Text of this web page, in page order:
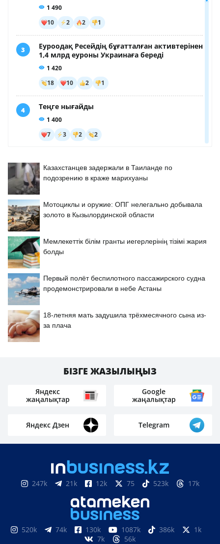
Казахстанцев задержали в Таиланде по
подозрению в краже марихуаны
Мотоциклы и оружие: ОПГ нелегально добывала
золото в Кызылординской области
Мемлекеттік білім гранты иегерлерінің тізімі жария
болды
Первый полёт беспилотного пассажирского судна
продемонстрировали в небе Астаны
18-летняя мать задушила трёхмесячного сына из-
за плача
БІЗГЕ ЖАЗЫЛЫҢЫЗ
Яндекс
жаңалықтар
Google
жаңалықтар
Яндекс Дзен Telegram
247k 21k 12k 75 523k 17k
520k 74k 130k 1087k 386k
1k
7k
56k